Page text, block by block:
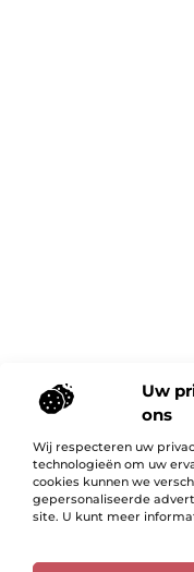
Uw
ons
Wij respecteren uw
technologieën om uw
cookies kunnen we
gepersonaliseerde
site. U kunt meer